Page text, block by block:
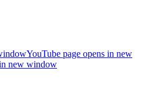
YouTube page opens in new
new window